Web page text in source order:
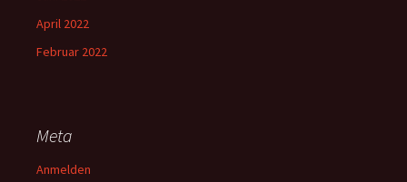
April 2022
Februar 2022
Meta
Anmelden